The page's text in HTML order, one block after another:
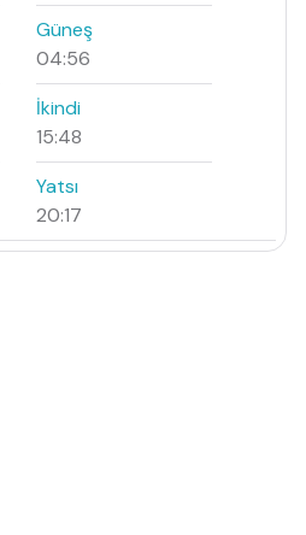
Güneş
04:56
İkindi
15:48
Yatsı
20:17